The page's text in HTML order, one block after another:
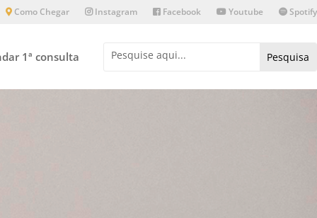
Como Chegar Instagram Facebook Youtube Spotify
1ª consulta